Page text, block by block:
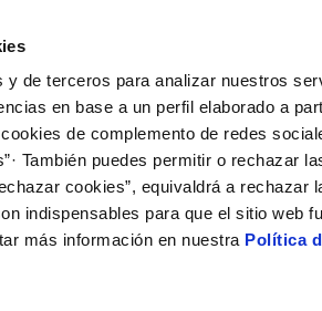
y de terceros para analizar nuestros
en base a un perfil elaborado a
de complemento de redes
También puedes permitir o rechazar
cookies”, equivaldrá a rechazar
indispensables para que el sitio web
más información en nuestra Política
de titular
de suministro
Tu Servicio
AL CLIENTE
contacto
Carta
Tu Agua
del agua
DE GESTIÓN Y CERTIFICADOS
23